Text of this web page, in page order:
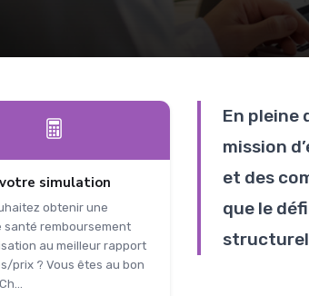
simulation
obtenir une
santé remboursement
au meilleur rapport
prix ? Vous êtes au bon
En pleine
mission
et des
que le